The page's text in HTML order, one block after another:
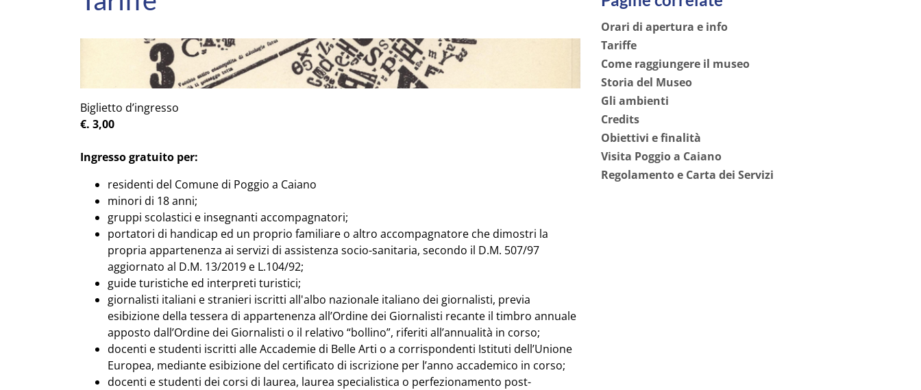
Biglietto d’ingresso
€. 3,00
Ingresso gratuito per:
residenti del Comune di Poggio a Caiano
minori di 18 anni;
gruppi scolastici e insegnanti accompagnatori;
portatori di handicap ed un proprio familiare o altro accompagnatore che dimostri la
propria appartenenza ai servizi di assistenza socio-sanitaria, secondo il D.M. 507/97
aggiornato al D.M. 13/2019 e L.104/92;
guide turistiche ed interpreti turistici;
giornalisti italiani e stranieri iscritti all'albo nazionale italiano dei giornalisti, previa
esibizione della tessera di appartenenza all’Ordine dei Giornalisti recante il timbro annuale
apposto dall’Ordine dei Giornalisti o il relativo “bollino”, riferiti all’annualità in corso;
docenti e studenti iscritti alle Accademie di Belle Arti o a corrispondenti Istituti dell’Unione
Europea, mediante esibizione del certificato di iscrizione per l’anno accademico in corso;
docenti e studenti dei corsi di laurea, laurea specialistica o perfezionamento post-
Orari di apertura e info
Tariffe
Come raggiungere il museo
Storia del Museo
Gli ambienti
Credits
Obiettivi e finalità
Visita Poggio a Caiano
Regolamento e Carta dei Servizi